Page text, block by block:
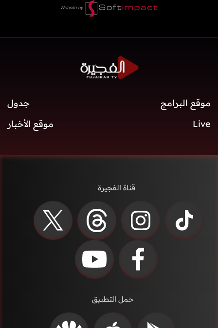
موقع البرامج
جدول
Live
موقع الأخبار
قناة الفجيرة
حمل التطبيق